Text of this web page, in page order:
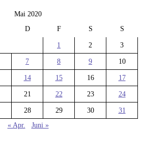
Mai 2020
D F S S
1 2 3
7 8 9 10
14 15 16 17
21 22 23 24
28 29 30
31
« Apr.
Juni »